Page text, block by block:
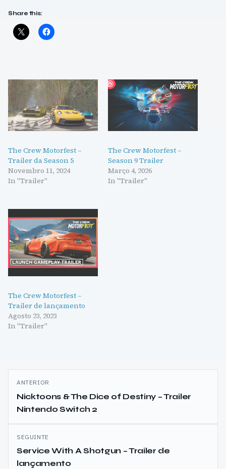
Share this:
The Crew Motorfest –
Trailer da Season 5
Novembro 11, 2024
In "Trailer"
The Crew Motorfest –
Season 9 Trailer
Março 4, 2026
In "Trailer"
The Crew Motorfest –
Trailer de lançamento
Agosto 23, 2023
In "Trailer"
Navegação
de
artigos
ANTERIOR
Nicktoons & The Dice of Destiny – Trailer
Nintendo Switch 2
SEGUINTE
Service With A Shotgun – Trailer de
lançamento